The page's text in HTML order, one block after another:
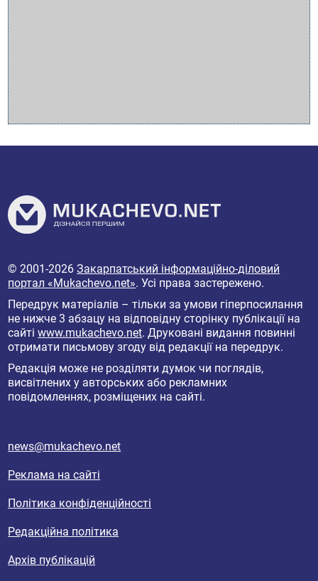
© 2001-2026Закарпатський інформаційно-діловий
портал «Mukachevo.net». Усі права застережено.
Передрук матеріалів – тільки за умови гіперпосилання
не нижче 3 абзацу на відповідну сторінку публікації на
сайтіwww.mukachevo.net. Друковані видання повинні
отримати письмову згоду від редакції на передрук.
Редакція може не розділяти думок чи поглядів,
висвітлених у авторських або рекламних
повідомленнях, розміщених на сайті.
news@mukachevo.net
Реклама на сайті
Політика конфіденційності
Редакційна політика
Архів публікацій